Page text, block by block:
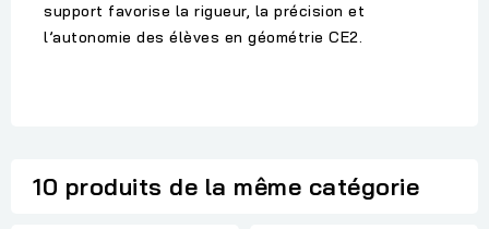
support favorise la rigueur, la précision et
l’autonomie des élèves en géométrie CE2.
10 produits de la même catégorie